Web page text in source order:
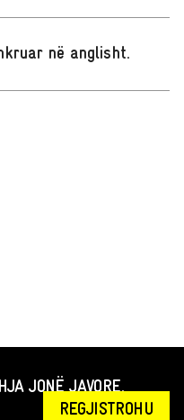
në anglisht.
JONË JAVORE.
REGJISTROHU